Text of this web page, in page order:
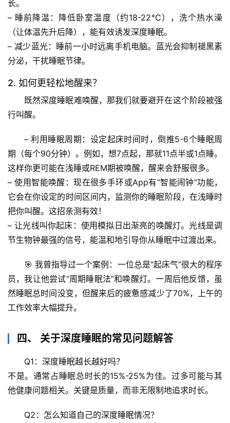
案
宇
宙
天
文
活
科
科
技
前
沿
心
理
辟
谣
长。
– 睡前降温 ：降低卧室温度（约18-22℃），洗个热水澡
（让体温先升后降），能有效诱发深度睡眠。
– 减少蓝光：睡前一小时远离手机电脑。蓝光会抑制褪黑素
分泌，干扰睡眠节律。
2. 如何更轻松地醒来？
既然深度睡眠难唤醒，那我们就要避开在这个阶段被强
行叫醒。
– 利用睡眠周期 ：设定起床时间时，倒推5-6个睡眠周
期（每个90分钟）。例如，想7点起，那就11点半或1点睡。
这样你更可能在浅睡或REM期被唤醒，醒来会舒服很多。
– 使用智能唤醒 ：现在很多手环或App有“智能闹钟”功能，
它会在你设定的时间区间内，监测你的睡眠阶段，在浅睡时
把你叫醒。这招亲测有效！
– 让光线叫你起床 ：使用模拟日出渐亮的唤醒灯。光线是调
节生物钟最强的信号，能温和地引导你从睡眠中过渡出来。
🎯 我曾指导过一个案例 ：一位总是“起床气”很大的程序
员，我让他尝试“周期睡眠法”和唤醒灯。一周后他反馈，虽
然睡眠总时间没变，但醒来后的疲惫感减少了70%，上午的
工作效率大幅提升。
四、 关于深度睡眠的常见问题解答
Q1：深度睡眠越长越好吗？
不是。通常占睡眠总时长的15%-25%为佳。过多可能与其
他健康问题相关。关键是质量，而非无限制地追求时长。
Q2：怎么知道自己的深度睡眠情况？